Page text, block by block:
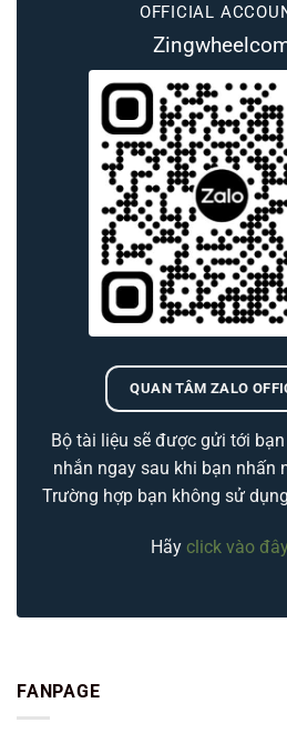
OFFICIAL
QUAN TÂM ZALO
Bộ tài liệu sẽ được gửi tới
nhắn ngay sau khi bạn nhấn
Trường hợp bạn không sử
Hãy click vào
FANPAGE